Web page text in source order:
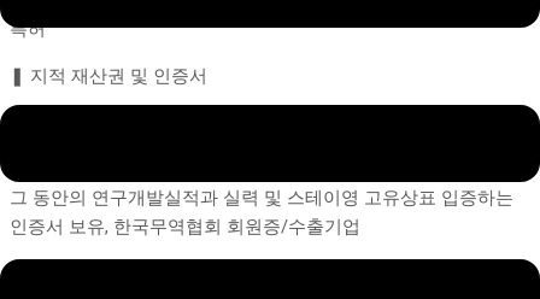
특허
❚ 지적 재산권 및 인증서
그 동안의 연구개발실적과 실력 및 스테이영 고유상표 입증하는
인증서 보유, 한국무역협회 회원증/수출기업